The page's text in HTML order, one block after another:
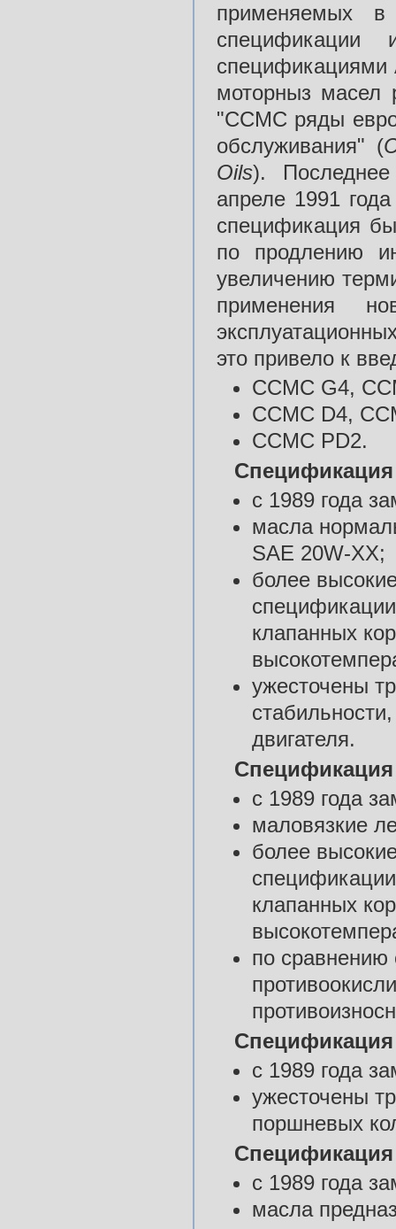
применяемых в
спецификациями
моторныз масел
"ССМС ряды
обслуживания" (
Oils).
апреле 1991
спецификация
по продлению
увеличению
применения
это привело к
ССМС G4,
CCMC D4,
CCMC PD2.
с 1989 года
масла
SAE 20W-XX;
более
клапанных
ужесточены
двигателя.
Спецификация
с 1989 года
маловязкие
более
клапанных
по сравнению
Спецификация
с 1989 года
ужесточены
поршневых
Спецификация
с 1989 года
масла